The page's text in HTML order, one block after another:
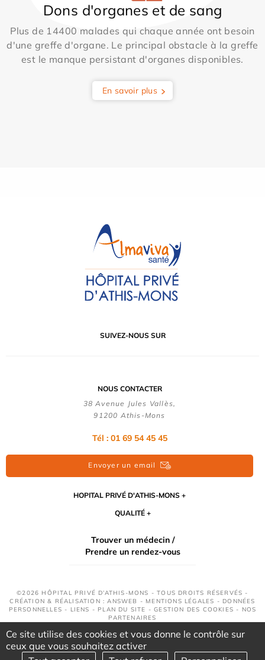
Dons d'organes et de sang
Plus de 14400 malades qui chaque année ont besoin
d'une greffe d'organe. Le principal obstacle à la greffe
est le manque persistant d'organes disponibles.
En savoir plus
SUIVEZ-NOUS SUR
NOUS CONTACTER
38 Avenue Jules Vallès,
91200 Athis-Mons
Tél : 01 69 54 45 45
Envoyer un email
HOPITAL PRIVÉ D'ATHIS-MONS
QUALITÉ
Trouver un médecin /
Prendre un rendez-vous
©2026 HÔPITAL PRIVÉ D’ATHIS-MONS - TOUS DROITS RÉSERVÉS -
CRÉATION & RÉALISATION : ANSWEB - MENTIONS LÉGALES - DONNÉES
PERSONNELLES - LIENS - PLAN DU SITE -GESTION DES COOKIES - NOS
PARTENAIRES
Ce site utilise des cookies et vous donne le contrôle sur
ceux que vous souhaitez activer